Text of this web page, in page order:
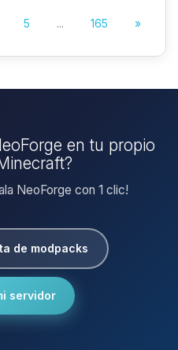
5 ... 165 »
en tu propio
NeoForge con 1 clic!
de modpacks
servidor